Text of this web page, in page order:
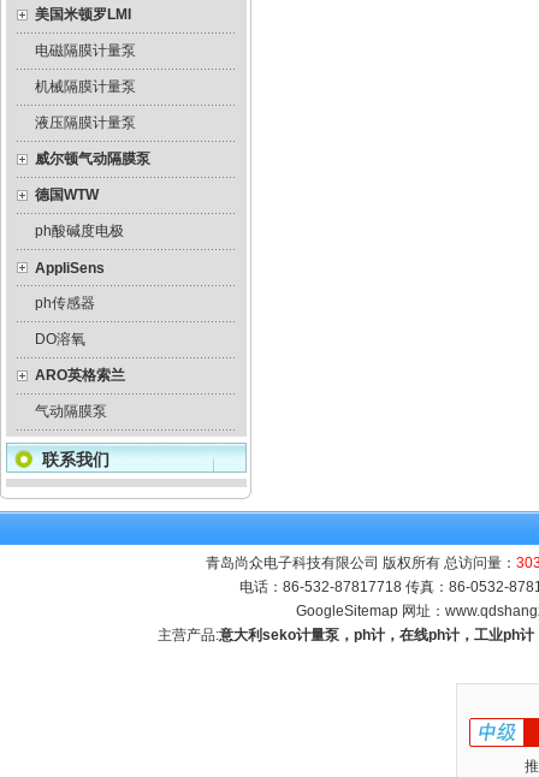
美国米顿罗LMI
电磁隔膜计量泵
机械隔膜计量泵
液压隔膜计量泵
威尔顿气动隔膜泵
德国WTW
ph酸碱度电极
AppliSens
ph传感器
DO溶氧
ARO英格索兰
气动隔膜泵
联系我们
青岛尚众电子科技有限公司 版权所有 总访问量：
电话：86-532-87817718 传真：86-0532-
GoogleSitemap 网址：
主营产品:意大利seko计量泵，ph计，在线ph计，工业ph